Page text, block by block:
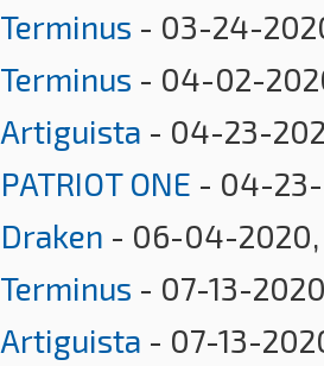
Terminus - 03-24-
Terminus - 04-02-
Artiguista - 04-23-
PATRIOT ONE - 04-23-
Draken - 06-04-2020,
Terminus - 07-13-
Artiguista - 07-13-